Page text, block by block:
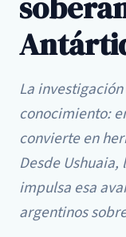
La
conocimiento:
convierte en
Desde
impulsa esa
argentinos